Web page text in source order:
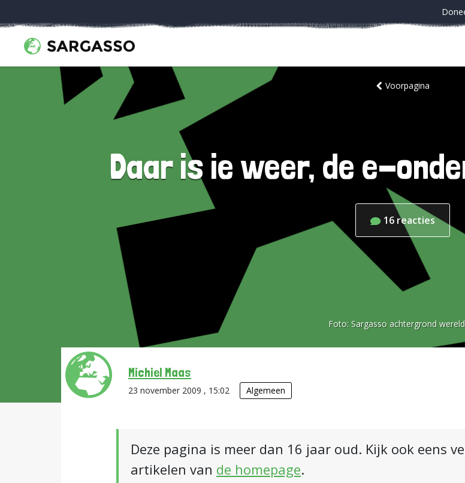
Voorpagina
Daar is ie weer, de e-
16 reacties
Foto: Sargasso achtergrond
Michiel Maas
23 november 2009 , 15:02 Algemeen
Deze pagina is meer dan 16 jaar oud. Kijk ook eens
artikelen van de homepage.